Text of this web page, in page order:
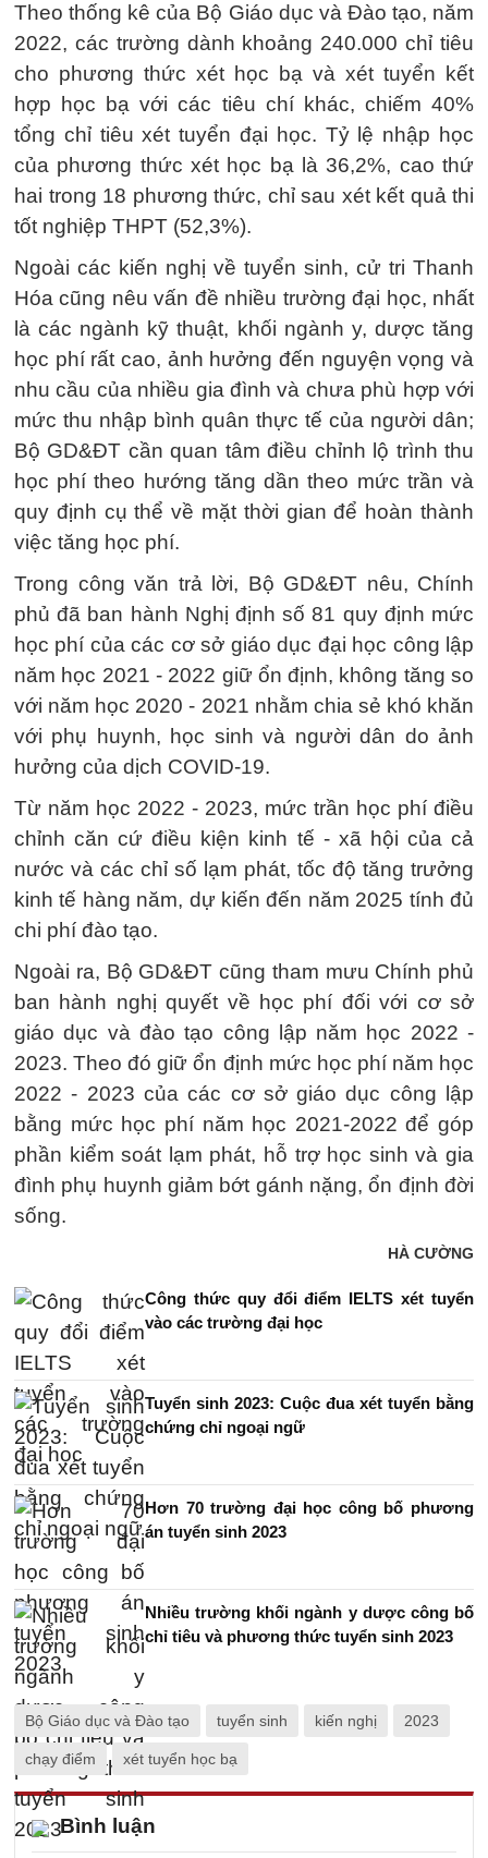
Theo thống kê của Bộ Giáo dục và Đào tạo, năm
2022, các trường dành khoảng 240.000 chỉ tiêu
cho phương thức xét học bạ và xét tuyển kết
hợp học bạ với các tiêu chí khác, chiếm 40%
tổng chỉ tiêu xét tuyển đại học. Tỷ lệ nhập học
của phương thức xét học bạ là 36,2%, cao thứ
hai trong 18 phương thức, chỉ sau xét kết quả thi
tốt nghiệp THPT (52,3%).
Ngoài các kiến nghị về tuyển sinh, cử tri Thanh
Hóa cũng nêu vấn đề nhiều trường đại học, nhất
là các ngành kỹ thuật, khối ngành y, dược tăng
học phí rất cao, ảnh hưởng đến nguyện vọng và
nhu cầu của nhiều gia đình và chưa phù hợp với
mức thu nhập bình quân thực tế của người dân;
Bộ GD&ĐT cần quan tâm điều chỉnh lộ trình thu
học phí theo hướng tăng dần theo mức trần và
quy định cụ thể về mặt thời gian để hoàn thành
việc tăng học phí.
Trong công văn trả lời, Bộ GD&ĐT nêu, Chính
phủ đã ban hành Nghị định số 81 quy định mức
học phí của các cơ sở giáo dục đại học công lập
năm học 2021 - 2022 giữ ổn định, không tăng so
với năm học 2020 - 2021 nhằm chia sẻ khó khăn
với phụ huynh, học sinh và người dân do ảnh
hưởng của dịch COVID-19.
Từ năm học 2022 - 2023, mức trần học phí điều
chỉnh căn cứ điều kiện kinh tế - xã hội của cả
nước và các chỉ số lạm phát, tốc độ tăng trưởng
kinh tế hàng năm, dự kiến đến năm 2025 tính đủ
chi phí đào tạo.
Ngoài ra, Bộ GD&ĐT cũng tham mưu Chính phủ
ban hành nghị quyết về học phí đối với cơ sở
giáo dục và đào tạo công lập năm học 2022 -
2023. Theo đó giữ ổn định mức học phí năm học
2022 - 2023 của các cơ sở giáo dục công lập
bằng mức học phí năm học 2021-2022 để góp
phần kiểm soát lạm phát, hỗ trợ học sinh và gia
đình phụ huynh giảm bớt gánh nặng, ổn định đời
sống.
HÀ CƯỜNG
Công thức quy đổi điểm IELTS xét tuyển
vào các trường đại học
Tuyển sinh 2023: Cuộc đua xét tuyển bằng
chứng chỉ ngoại ngữ
Hơn 70 trường đại học công bố phương
án tuyển sinh 2023
Nhiều trường khối ngành y dược công bố
chỉ tiêu và phương thức tuyển sinh 2023
Bộ Giáo dục và Đào tạo tuyển sinh kiến nghị 2023
chạy điểm xét tuyển học bạ
Bình luận